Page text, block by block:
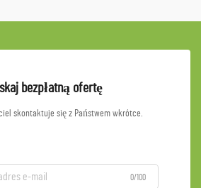
bezpłatną ofertę
skontaktuje się z Państwem wkrótce.
0/100